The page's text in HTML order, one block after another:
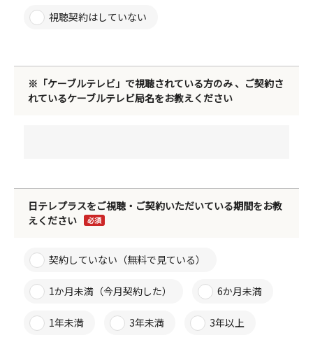
視聴契約はしていない
※「ケーブルテレビ」で視聴されている方のみ 、ご契約さ
れているケーブルテレビ局名をお教えください
日テレプラスをご視聴・ご契約いただいている期間をお教
えください
必須
契約していない（無料で見ている）
1か月未満（今月契約した） 6か月未満
1年未満 3年未満 3年以上